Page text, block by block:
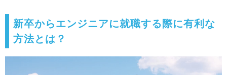
ャー企業に入ろうが、大手企業に入ろうが...
新卒からエンジニアに就職する際に有利な
方法とは？